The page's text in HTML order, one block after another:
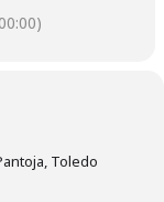
Toledo